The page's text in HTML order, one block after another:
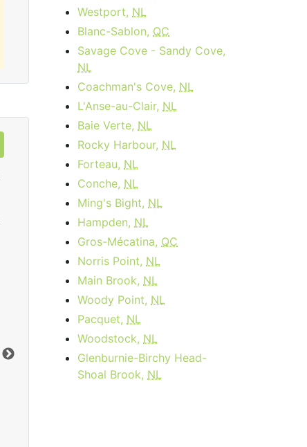
Data Plan 30 Days - 8 GB
$74.00
per month
Limite de données:
8
GB
Vers le bas:
1 Gbps
Westport, NL
Blanc-Sablon, QC
Savage Cove - Sandy Cove,
NL
Coachman's Cove, NL
L'Anse-au-Clair, NL
Baie Verte, NL
Rocky Harbour, NL
Forteau, NL
Conche, NL
Ming's Bight, NL
Hampden, NL
Gros-Mécatina, QC
Norris Point, NL
Main Brook, NL
Woody Point, NL
Pacquet, NL
Woodstock, NL
Glenburnie-Birchy Head-
Shoal Brook, NL